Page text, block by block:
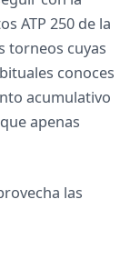
ATP 250 de la
torneos cuyas
conoces
acumulativo
apenas
las